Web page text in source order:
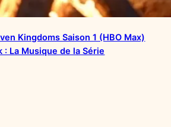
Kingdoms Saison 1 (HBO Max)
La Musique de la Série